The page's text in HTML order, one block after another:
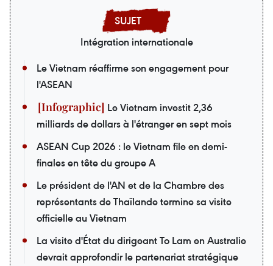
Intégration internationale
Le Vietnam réaffirme son engagement pour
l'ASEAN
Le Vietnam investit 2,36
milliards de dollars à l'étranger en sept mois
ASEAN Cup 2026 : le Vietnam file en demi-
finales en tête du groupe A
Le président de l'AN et de la Chambre des
représentants de Thaïlande termine sa visite
officielle au Vietnam
La visite d'État du dirigeant To Lam en Australie
devrait approfondir le partenariat stratégique